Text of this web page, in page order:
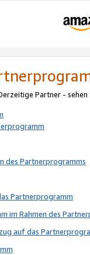
Partner - sehen
des Partnerprogramms
Partnerprogramm
im Rahmen des
auf das